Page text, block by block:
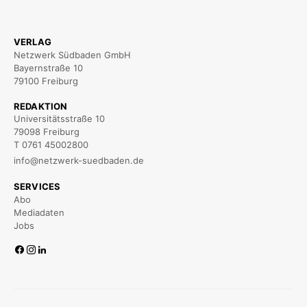
VERLAG
Netzwerk Südbaden GmbH
Bayernstraße 10
79100 Freiburg
REDAKTION
Universitätsstraße 10
79098 Freiburg
T 0761 45002800
info@netzwerk-suedbaden.de
SERVICES
Abo
Mediadaten
Jobs